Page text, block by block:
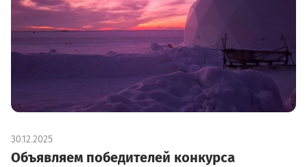
30.12.2025
Объявляем победителей конкурса